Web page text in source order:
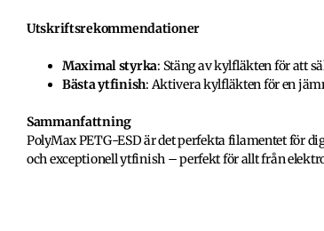
Utskriftsrekommendationer
Maximal styrka: Stäng av kylfläkten för att
Bästa ytfinish: Aktivera kylfläkten för en
Sammanfattning
PolyMax PETG-ESD är det perfekta filamentet för
och exceptionell ytfinish – perfekt för allt från